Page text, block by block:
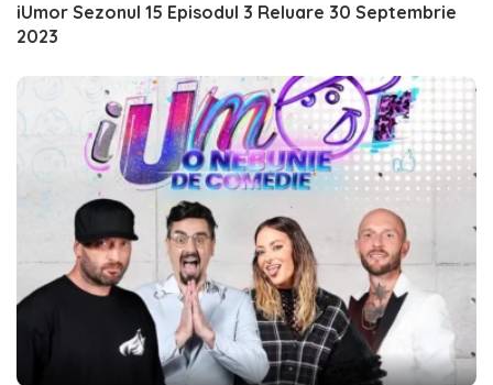
iUmor Sezonul 15 Episodul 3 Reluare 30 Septembrie
2023